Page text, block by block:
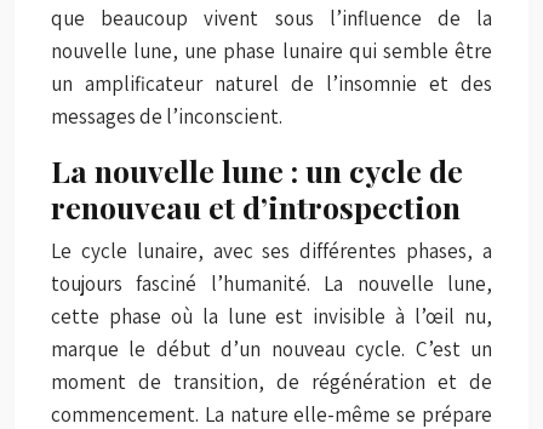
que beaucoup vivent sous l’influence de la
nouvelle lune, une phase lunaire qui semble être
un amplificateur naturel de l’insomnie et des
messages de l’inconscient.
La nouvelle lune : un cycle de
renouveau et d’introspection
Le cycle lunaire, avec ses différentes phases, a
toujours fasciné l’humanité. La nouvelle lune,
cette phase où la lune est invisible à l’œil nu,
marque le début d’un nouveau cycle. C’est un
moment de transition, de régénération et de
commencement. La nature elle-même se prépare